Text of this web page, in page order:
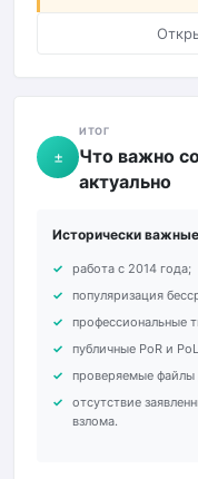
±
ИТОГ
Что важно
актуально
Исторически
работа с 2014 года;
популяризация
профессиональные
публичные PoR и
проверяемые файлы
отсутствие
взлома.